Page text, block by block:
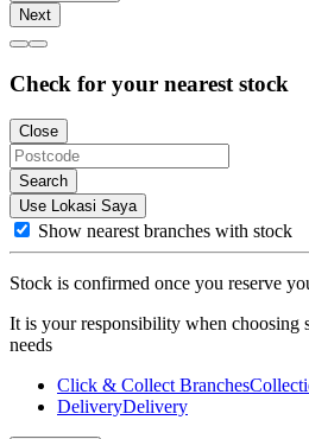
Next
Check for your nearest stock
Close
Search
Use Lokasi Saya
Show nearest branches with stock
Stock is confirmed once you reserve
It is your responsibility when choosing
needs
Click & Collect Branches
DeliveryDelivery